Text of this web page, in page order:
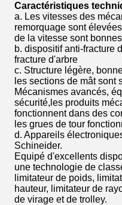
Caractéristiques
a. Les vitesses des
remorquage sont
de la vitesse sont
b. dispositif anti-fracture
fracture d'arbre
c. Structure légère,
les sections de mât sont
Mécanismes avancés,
sécurité,les produits
fonctionnent dans des
les grues de tour
d. Appareils
Schineider.
Equipé d'excellents
une technologie de
limitateur de poids,
hauteur, limitateur de
de virage et de trolley.